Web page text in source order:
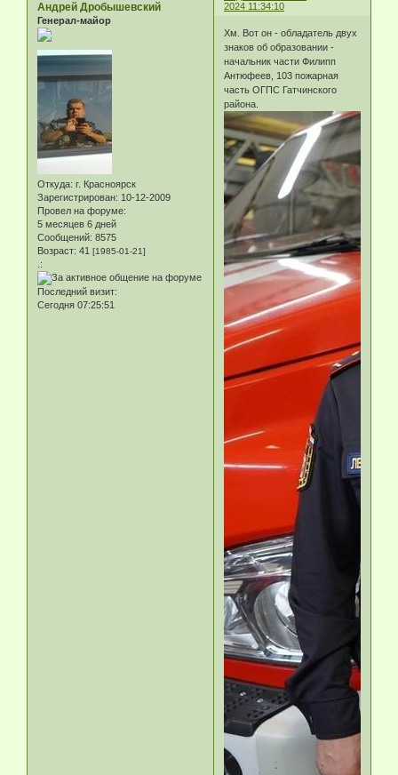
2024 11:34:10
Андрей Дробышевский
Генерал-майор
Откуда: г. Красноярск
Зарегистрирован: 10-12-2009
Провел на форуме:
5 месяцев 6 дней
Сообщений: 8575
Возраст: 41 [1985-01-21]
.:
Последний визит:
Сегодня 07:25:51
Хм. Вот он - обладатель двух
знаков об образовании -
начальник части Филипп
Антюфеев, 103 пожарная
часть ОГПС Гатчинского
района.